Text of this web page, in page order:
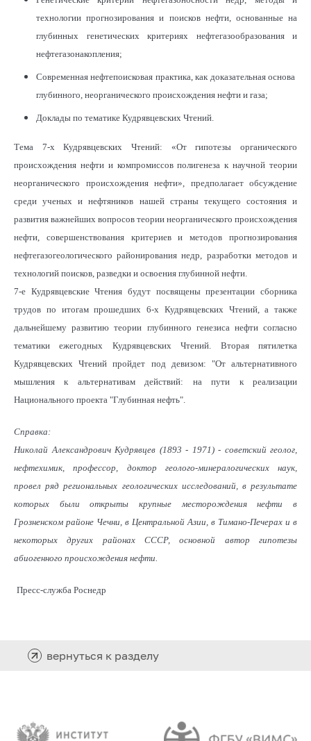
технологии прогнозирования и поисков нефти, основанные на
глубинных генетических критериях нефтегазообразования и
нефтегазонакопления;
Современная нефтепоисковая практика, как доказательная основа
глубинного, неорганического происхождения нефти и газа;
Доклады по тематике Кудрявцевских Чтений.
Тема 7-х Кудрявцевских Чтений: «От гипотезы органического
происхождения нефти и компромиссов полигенеза к научной теории
неорганического происхождения нефти», предполагает обсуждение
среди ученых и нефтяников нашей страны текущего состояния и
развития важнейших вопросов теории неорганического происхождения
нефти, совершенствования критериев и методов прогнозирования
нефтегазогеологического районирования недр, разработки методов и
технологий поисков, разведки и освоения глубинной нефти.
7-е Кудрявцевские Чтения будут посвящены презентации сборника
трудов по итогам прошедших 6-х Кудрявцевских Чтений, а также
дальнейшему развитию теории глубинного генезиса нефти согласно
тематики ежегодных Кудрявцевских Чтений. Вторая пятилетка
Кудрявцевских Чтений пройдет под девизом: "От альтернативного
мышления к альтернативам действий: на пути к реализации
Национального проекта "Глубинная нефть".
Справка:
Николай Александрович Кудрявцев (1893 - 1971) - советский геолог,
нефтехимик, профессор, доктор геолого-минералогических наук,
провел ряд региональных геологических исследований, в результате
которых были открыты крупные месторождения нефти в
Грозненском районе Чечни, в Центральной Азии, в Тимано-Печерах и в
некоторых других районах СССР, основной автор гипотезы
абиогенного происхождения нефти.
Пресс-служба Роснедр
вернуться к разделу